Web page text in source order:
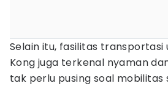
Selain itu, fasilitas transportasi
Kong juga terkenal nyaman
tak perlu pusing soal mobilitas